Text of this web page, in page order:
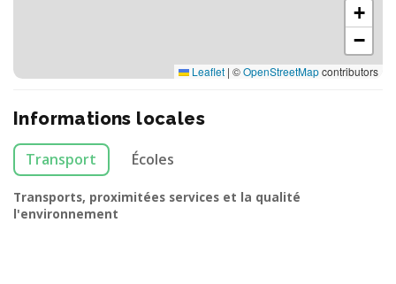
+
−
Leaflet | ©OpenStreetMapcontributors
Informations locales
Transport Écoles
Transports, proximitées services et la qualité
l'environnement